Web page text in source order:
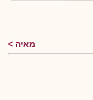
מאיה